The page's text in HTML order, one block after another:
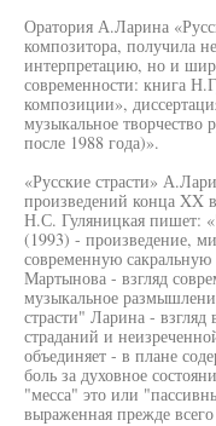
Оратория А.Ларина
композитора, получила
интерпретацию, но и
современности: книга
композиции»,
музыкальное творчество
после 1988 года)».
«Русские страсти»
произведений конца XX
Н.С. Гуляницкая пишет:
(1993) - произведение,
современную
Мартынова - взгляд
музыкальное
страсти" Ларина -
страданий и
объединяет - в плане
боль за духовное
"месса" это или
выраженная прежде